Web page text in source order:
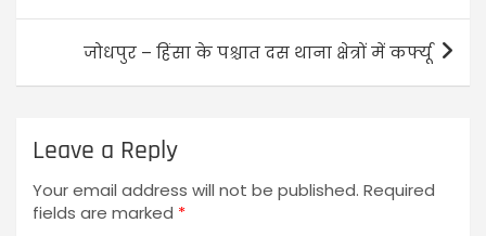
जोधपुर – हिंसा के पश्चात दस थाना क्षेत्रों में कर्फ्यू
Leave a Reply
Your email address will not be published. Required
fields are marked *